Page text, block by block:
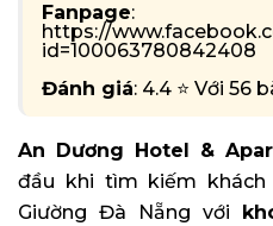
Fanpage:
https://
id=100063780842408
Đánh giá: 4.4 ⭐ Với 56
An Dương Hotel &
đầu khi tìm kiếm
Giường Đà Nẵng với